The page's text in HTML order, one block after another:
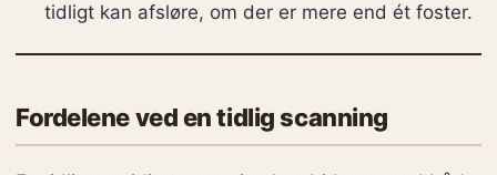
tidligt kan afsløre, om der er mere end ét foster.
Fordelene ved en tidlig scanning